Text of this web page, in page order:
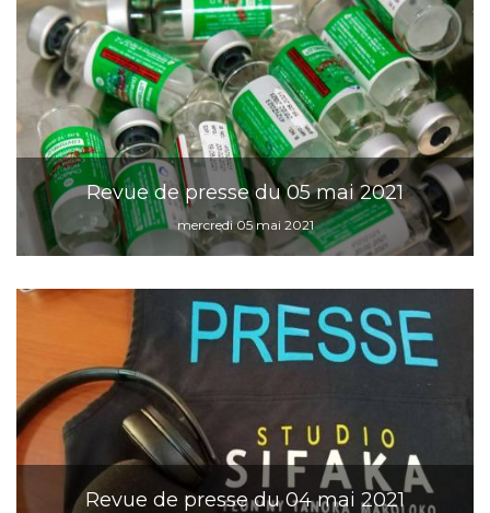
Revue de presse du 05 mai 2021
mercredi 05 mai 2021
Revue de presse du 04 mai 2021